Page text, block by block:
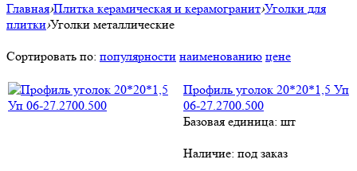
Главная›Плитка керамическая и керамогранит›Уголки для
плитки›Уголки металлические
Сортировать по: популярности наименованию цене
Профиль уголок 20*20*1,5 Уп
06-27.2700.500
Базовая единица: шт
Наличие: под заказ